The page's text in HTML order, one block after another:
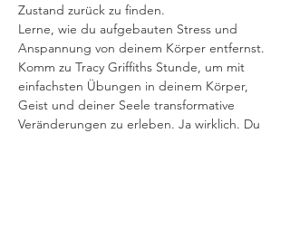
Zustand zurück zu finden.
Lerne, wie du aufgebauten Stress und
Anspannung von deinem Körper entfernst.
Komm zu Tracy Griffiths Stunde, um mit
einfachsten Übungen in deinem Körper,
Geist und deiner Seele transformative
Veränderungen zu erleben. Ja wirklich. Du